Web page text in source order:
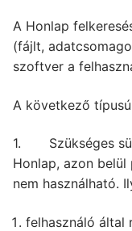
A Honlap
(fájlt,
szoftver a
A következő
1. Szükséges
Honlap, azon
nem használható.
felhasználó